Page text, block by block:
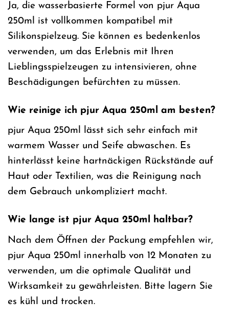
Ja, die wasserbasierte Formel von pjur Aqua
250ml ist vollkommen kompatibel mit
Silikonspielzeug. Sie können es bedenkenlos
verwenden, um das Erlebnis mit Ihren
Lieblingsspielzeugen zu intensivieren, ohne
Beschädigungen befürchten zu müssen.
Wie reinige ich pjur Aqua 250ml am besten?
pjur Aqua 250ml lässt sich sehr einfach mit
warmem Wasser und Seife abwaschen. Es
hinterlässt keine hartnäckigen Rückstände auf
Haut oder Textilien, was die Reinigung nach
dem Gebrauch unkompliziert macht.
Wie lange ist pjur Aqua 250ml haltbar?
Nach dem Öffnen der Packung empfehlen wir,
pjur Aqua 250ml innerhalb von 12 Monaten zu
verwenden, um die optimale Qualität und
Wirksamkeit zu gewährleisten. Bitte lagern Sie
es kühl und trocken.